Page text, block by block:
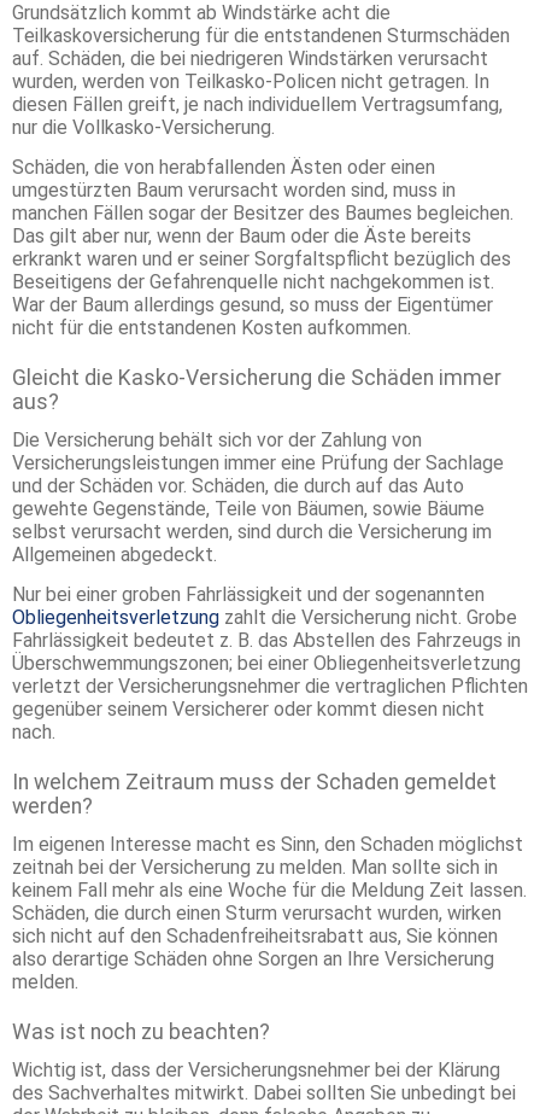
Grundsätzlich kommt ab Windstärke acht die
Teilkaskoversicherung für die entstandenen Sturmschäden
auf. Schäden, die bei niedrigeren Windstärken verursacht
wurden, werden von Teilkasko-Policen nicht getragen. In
diesen Fällen greift, je nach individuellem Vertragsumfang,
nur die Vollkasko-Versicherung.
Schäden, die von herabfallenden Ästen oder einen
umgestürzten Baum verursacht worden sind, muss in
manchen Fällen sogar der Besitzer des Baumes begleichen.
Das gilt aber nur, wenn der Baum oder die Äste bereits
erkrankt waren und er seiner Sorgfaltspflicht bezüglich des
Beseitigens der Gefahrenquelle nicht nachgekommen ist.
War der Baum allerdings gesund, so muss der Eigentümer
nicht für die entstandenen Kosten aufkommen.
Gleicht die Kasko-Versicherung die Schäden immer
aus?
Die Versicherung behält sich vor der Zahlung von
Versicherungsleistungen immer eine Prüfung der Sachlage
und der Schäden vor. Schäden, die durch auf das Auto
gewehte Gegenstände, Teile von Bäumen, sowie Bäume
selbst verursacht werden, sind durch die Versicherung im
Allgemeinen abgedeckt.
Nur bei einer groben Fahrlässigkeit und der sogenannten
Obliegenheitsverletzung zahlt die Versicherung nicht. Grobe
Fahrlässigkeit bedeutet z. B. das Abstellen des Fahrzeugs in
Überschwemmungszonen; bei einer Obliegenheitsverletzung
verletzt der Versicherungsnehmer die vertraglichen Pflichten
gegenüber seinem Versicherer oder kommt diesen nicht
nach.
In welchem Zeitraum muss der Schaden gemeldet
werden?
Im eigenen Interesse macht es Sinn, den Schaden möglichst
zeitnah bei der Versicherung zu melden. Man sollte sich in
keinem Fall mehr als eine Woche für die Meldung Zeit lassen.
Schäden, die durch einen Sturm verursacht wurden, wirken
sich nicht auf den Schadenfreiheitsrabatt aus, Sie können
also derartige Schäden ohne Sorgen an Ihre Versicherung
melden.
Was ist noch zu beachten?
Wichtig ist, dass der Versicherungsnehmer bei der Klärung
des Sachverhaltes mitwirkt. Dabei sollten Sie unbedingt bei